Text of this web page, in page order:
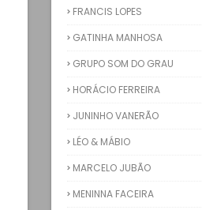
FRANCIS LOPES
GATINHA MANHOSA
GRUPO SOM DO GRAU
HORÁCIO FERREIRA
JUNINHO VANERÃO
LÉO & MÁBIO
MARCELO JUBÃO
MENINNA FACEIRA